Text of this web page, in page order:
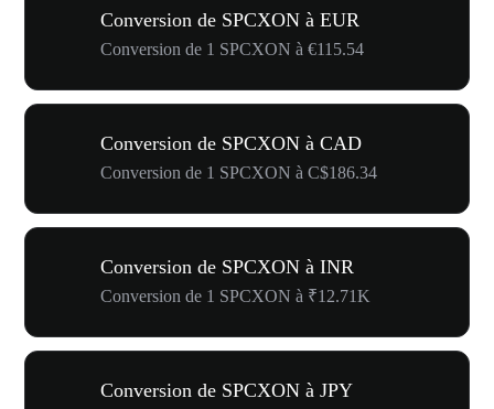
Conversion de SPCXON à EUR
Conversion de 1 SPCXON à €115.54
Conversion de SPCXON à CAD
Conversion de 1 SPCXON à C$186.34
Conversion de SPCXON à INR
Conversion de 1 SPCXON à ₹12.71K
Conversion de SPCXON à JPY